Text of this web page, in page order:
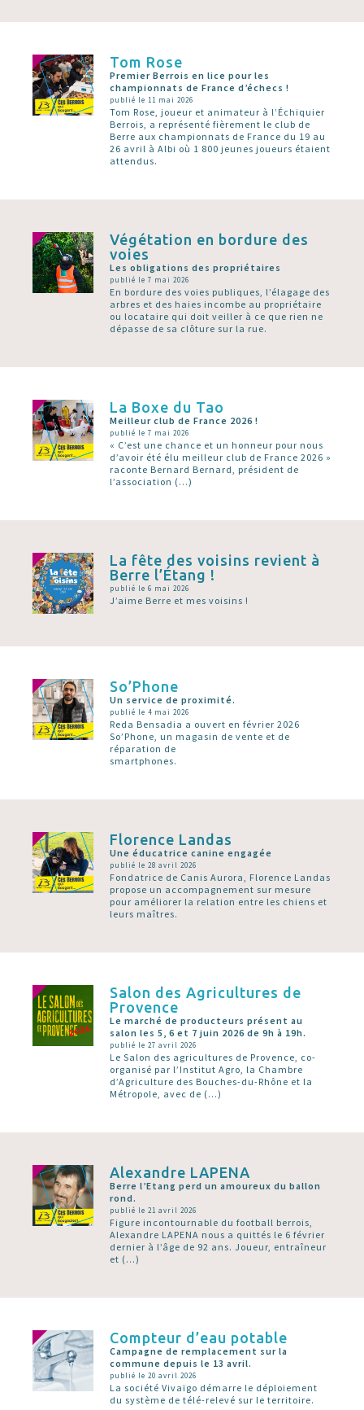
Tom Rose
Premier Berrois en lice pour les
championnats de France d’échecs !
publié le 11 mai 2026
Tom Rose, joueur et animateur à l’Échiquier
Berrois, a représenté fièrement le club de
Berre aux championnats de France du 19 au
26 avril à Albi où 1 800 jeunes joueurs étaient
attendus.
Végétation en bordure des
voies
Les obligations des propriétaires
publié le 7 mai 2026
En bordure des voies publiques, l’élagage des
arbres et des haies incombe au propriétaire
ou locataire qui doit veiller à ce que rien ne
dépasse de sa clôture sur la rue.
La Boxe du Tao
Meilleur club de France 2026 !
publié le 7 mai 2026
« C’est une chance et un honneur pour nous
d’avoir été élu meilleur club de France 2026 »
raconte Bernard Bernard, président de
l’association (…)
La fête des voisins revient à
Berre l’Étang !
publié le 6 mai 2026
J’aime Berre et mes voisins !
So’Phone
Un service de proximité.
publié le 4 mai 2026
Reda Bensadia a ouvert en février 2026
So’Phone, un magasin de vente et de
réparation de
smartphones.
Florence Landas
Une éducatrice canine engagée
publié le 28 avril 2026
Fondatrice de Canis Aurora, Florence Landas
propose un accompagnement sur mesure
pour améliorer la relation entre les chiens et
leurs maîtres.
Salon des Agricultures de
Provence
Le marché de producteurs présent au
salon les 5, 6 et 7 juin 2026 de 9h à 19h.
publié le 27 avril 2026
Le Salon des agricultures de Provence, co-
organisé par l’Institut Agro, la Chambre
d’Agriculture des Bouches-du-Rhône et la
Métropole, avec de (…)
Alexandre LAPENA
Berre l’Etang perd un amoureux du ballon
rond.
publié le 21 avril 2026
Figure incontournable du football berrois,
Alexandre LAPENA nous a quittés le 6 février
dernier à l’âge de 92 ans. Joueur, entraîneur
et (…)
Compteur d’eau potable
Campagne de remplacement sur la
commune depuis le 13 avril.
publié le 20 avril 2026
La société Vivaïgo démarre le déploiement
du système de télé-relevé sur le territoire.